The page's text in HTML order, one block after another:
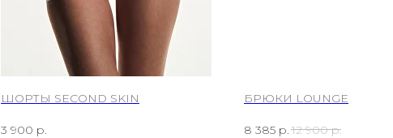
ШОРТЫ SECOND SKIN
3 900 р.
БРЮКИ LOUNGE
8 385 р. 12 900 р.